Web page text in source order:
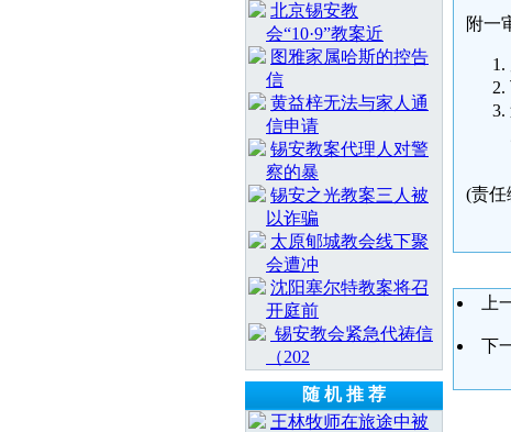
北京锡安教
会“10·9”教案近
图雅家属哈斯的控告
信
黄益梓无法与家人通
信申请
锡安教案代理人对警
察的暴
锡安之光教案三人被
以诈骗
太原郇城教会线下聚
会遭冲
沈阳塞尔特教案将召
开庭前
锡安教会紧急代祷信
（202
随 机 推 荐
王林牧师在旅途中被
附一
(责任
上
下